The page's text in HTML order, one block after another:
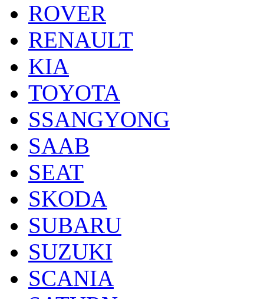
ROVER
RENAULT
KIA
TOYOTA
SSANGYONG
SAAB
SEAT
SKODA
SUBARU
SUZUKI
SCANIA